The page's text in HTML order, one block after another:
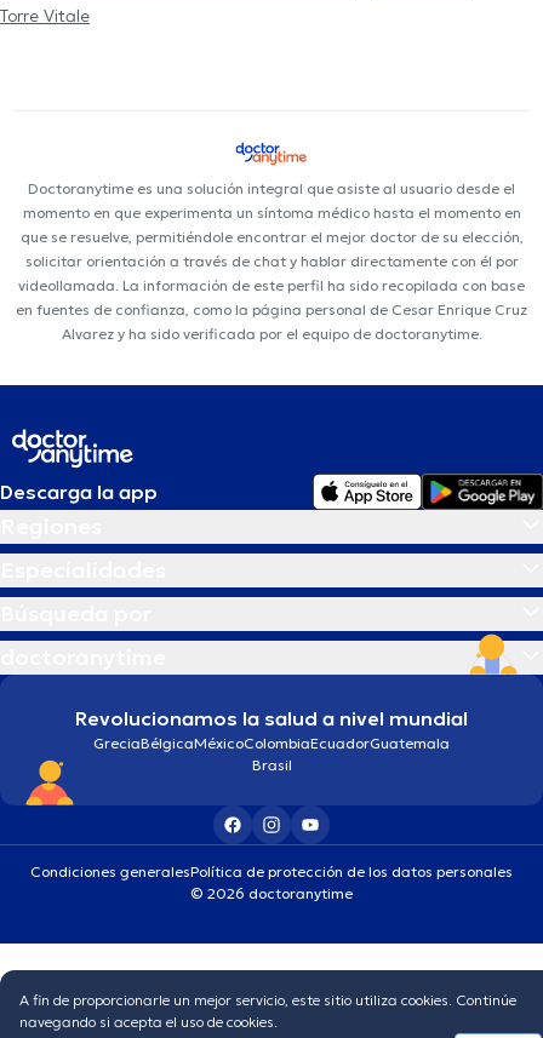
Torre Vitale
Doctoranytime es una solución integral que asiste al usuario desde el
momento en que experimenta un síntoma médico hasta el momento en
que se resuelve, permitiéndole encontrar el mejor doctor de su elección,
solicitar orientación a través de chat y hablar directamente con él por
videollamada. La información de este perfil ha sido recopilada con base
en fuentes de confianza, como la página personal de Cesar Enrique Cruz
Alvarez y ha sido verificada por el equipo de doctoranytime.
Descarga la app
Revolucionamos la salud a nivel mundial
GreciaBélgicaMéxicoColombiaEcuadorGuatemala
Brasil
Condiciones generalesPolítica de protección de los datos personales
© 2026 doctoranytime
A fin de proporcionarle un mejor servicio, este sitio utiliza cookies. Continúe
navegando si acepta el uso de cookies.